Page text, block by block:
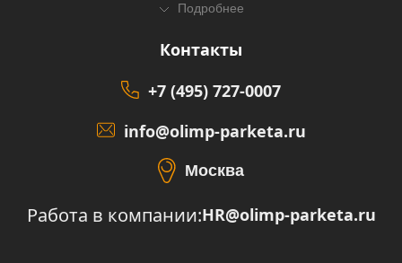
Подробнее
Контакты
+7 (495) 727-0007
info@olimp-parketa.ru
Москва
Работа в компании:HR@olimp-parketa.ru